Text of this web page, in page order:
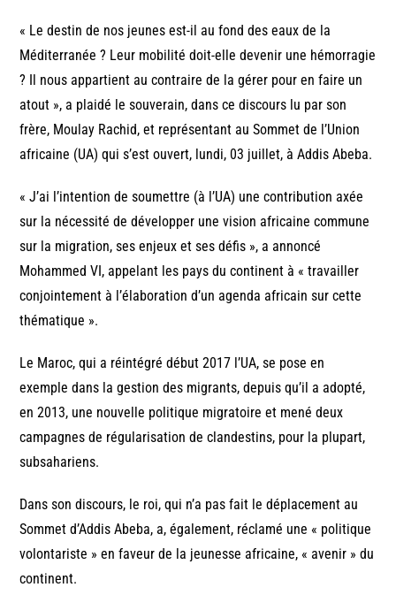
« Le destin de nos jeunes est-il au fond des eaux de la
Méditerranée ? Leur mobilité doit-elle devenir une hémorragie
? Il nous appartient au contraire de la gérer pour en faire un
atout », a plaidé le souverain, dans ce discours lu par son
frère, Moulay Rachid, et représentant au Sommet de l’Union
africaine (UA) qui s’est ouvert, lundi, 03 juillet, à Addis Abeba.
« J’ai l’intention de soumettre (à l’UA) une contribution axée
sur la nécessité de développer une vision africaine commune
sur la migration, ses enjeux et ses défis », a annoncé
Mohammed VI, appelant les pays du continent à « travailler
conjointement à l’élaboration d’un agenda africain sur cette
thématique ».
Le Maroc, qui a réintégré début 2017 l’UA, se pose en
exemple dans la gestion des migrants, depuis qu’il a adopté,
en 2013, une nouvelle politique migratoire et mené deux
campagnes de régularisation de clandestins, pour la plupart,
subsahariens.
Dans son discours, le roi, qui n’a pas fait le déplacement au
Sommet d’Addis Abeba, a, également, réclamé une « politique
volontariste » en faveur de la jeunesse africaine, « avenir » du
continent.